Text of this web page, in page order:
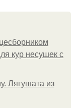
кур несушек с
Лягушата из